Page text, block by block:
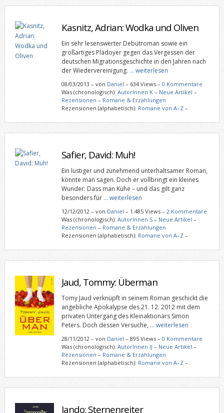
Kasnitz, Adrian: Wodka und Oliven
Ein sehr lesenswerter Debütroman sowie ein
großartiges Plädoyer gegen das Vergessen der
deutschen Migrationsgeschichte in den Jahren nach
der Wiedervereinigung. … weiterlesen
08/03/2013 – von Daniel – 634 Views – 0 Kommentare
Was (chronologisch): AutorInnen K– Neue Artikel –
Rezensionen – Romane & Erzählungen
Rezensionen (alphabetisch): Romane von A–Z–
Safier, David: Muh!
Ein lustiger und zunehmend unterhaltsamer Roman,
könnte man sagen. Doch er vollbringt ein kleines
Wunder: Dass man Kühe – und das gilt ganz
besonders für … weiterlesen
12/12/2012 – von Daniel – 1.485 Views – 2 Kommentare
Was (chronologisch): AutorInnen S– Neue Artikel –
Rezensionen – Romane & Erzählungen
Rezensionen (alphabetisch): Romane von A–Z–
Jaud, Tommy: Überman
Tomy Jaud verknüpft in seinem Roman geschickt die
angebliche Apokalypse des 21. 12. 2012 mit dem
privaten Untergang des Kleinaktionärs Simon
Peters. Doch dessen Versuche, … weiterlesen
28/11/2012 – von Daniel – 895 Views – 0 Kommentare
Was (chronologisch): AutorInnen IJ – Neue Artikel –
Rezensionen – Romane & Erzählungen
Rezensionen (alphabetisch): Romane von A–Z–
Jando: Sternenreiter